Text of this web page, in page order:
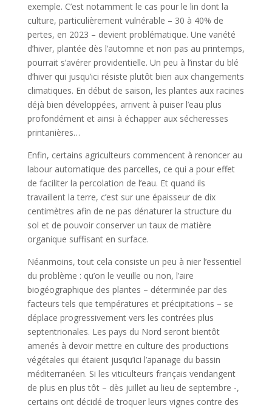
exemple. C’est notamment le cas pour le lin dont la
culture, particulièrement vulnérable – 30 à 40% de
pertes, en 2023 – devient problématique. Une variété
d’hiver, plantée dès l’automne et non pas au printemps,
pourrait s’avérer providentielle. Un peu à l’instar du blé
d’hiver qui jusqu’ici résiste plutôt bien aux changements
climatiques. En début de saison, les plantes aux racines
déjà bien développées, arrivent à puiser l’eau plus
profondément et ainsi à échapper aux sécheresses
printanières…
Enfin, certains agriculteurs commencent à renoncer au
labour automatique des parcelles, ce qui a pour effet
de faciliter la percolation de l’eau. Et quand ils
travaillent la terre, c’est sur une épaisseur de dix
centimètres afin de ne pas dénaturer la structure du
sol et de pouvoir conserver un taux de matière
organique suffisant en surface.
Néanmoins, tout cela consiste un peu à nier l’essentiel
du problème : qu’on le veuille ou non, l’aire
biogéographique des plantes – déterminée par des
facteurs tels que températures et précipitations – se
déplace progressivement vers les contrées plus
septentrionales. Les pays du Nord seront bientôt
amenés à devoir mettre en culture des productions
végétales qui étaient jusqu’ici l’apanage du bassin
méditerranéen. Si les viticulteurs français vendangent
de plus en plus tôt – dès juillet au lieu de septembre -,
certains ont décidé de troquer leurs vignes contre des